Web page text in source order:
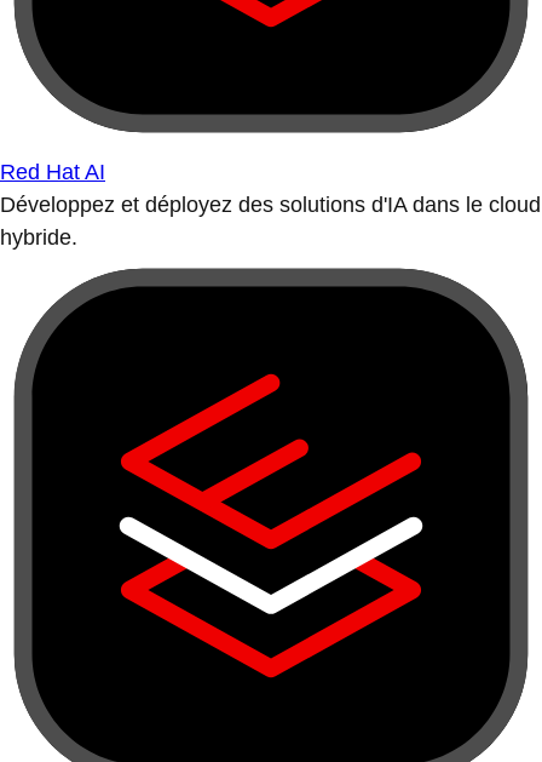
Red Hat AI
Développez et déployez des solutions d'IA dans le cloud
hybride.